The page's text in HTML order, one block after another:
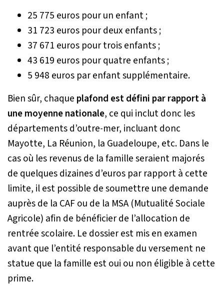
25 775 euros pour un enfant ;
31 723 euros pour deux enfants ;
37 671 euros pour trois enfants ;
43 619 euros pour quatre enfants ;
5 948 euros par enfant supplémentaire.
Bien sûr, chaque plafond est défini par rapport à
une moyenne nationale, ce qui inclut donc les
départements d’outre-mer, incluant donc
Mayotte, La Réunion, la Guadeloupe, etc. Dans le
cas où les revenus de la famille seraient majorés
de quelques dizaines d’euros par rapport à cette
limite, il est possible de soumettre une demande
auprès de la CAF ou de la MSA (Mutualité Sociale
Agricole) afin de bénéficier de l’allocation de
rentrée scolaire. Le dossier est mis en examen
avant que l’entité responsable du versement ne
statue que la famille est oui ou non éligible à cette
prime.